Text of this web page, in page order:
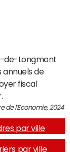
de-Longmont
annuels de
fiscal
de l'Economie, 2024
par ville
par ville